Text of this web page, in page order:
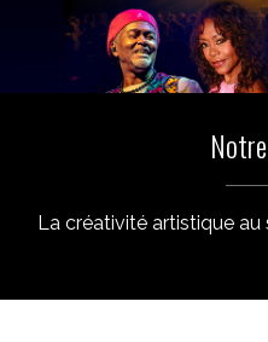
La créativité artistique